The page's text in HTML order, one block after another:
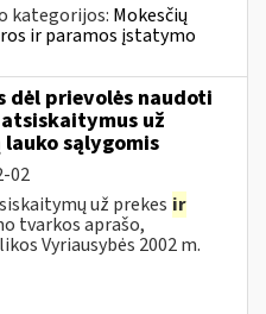
kategorijos: Mokesčių
ir paramos įstatymo
dėl prievolės naudoti
už
sąlygomis
02
už prekes ir
tvarkos aprašo,
Vyriausybės 2002 m.